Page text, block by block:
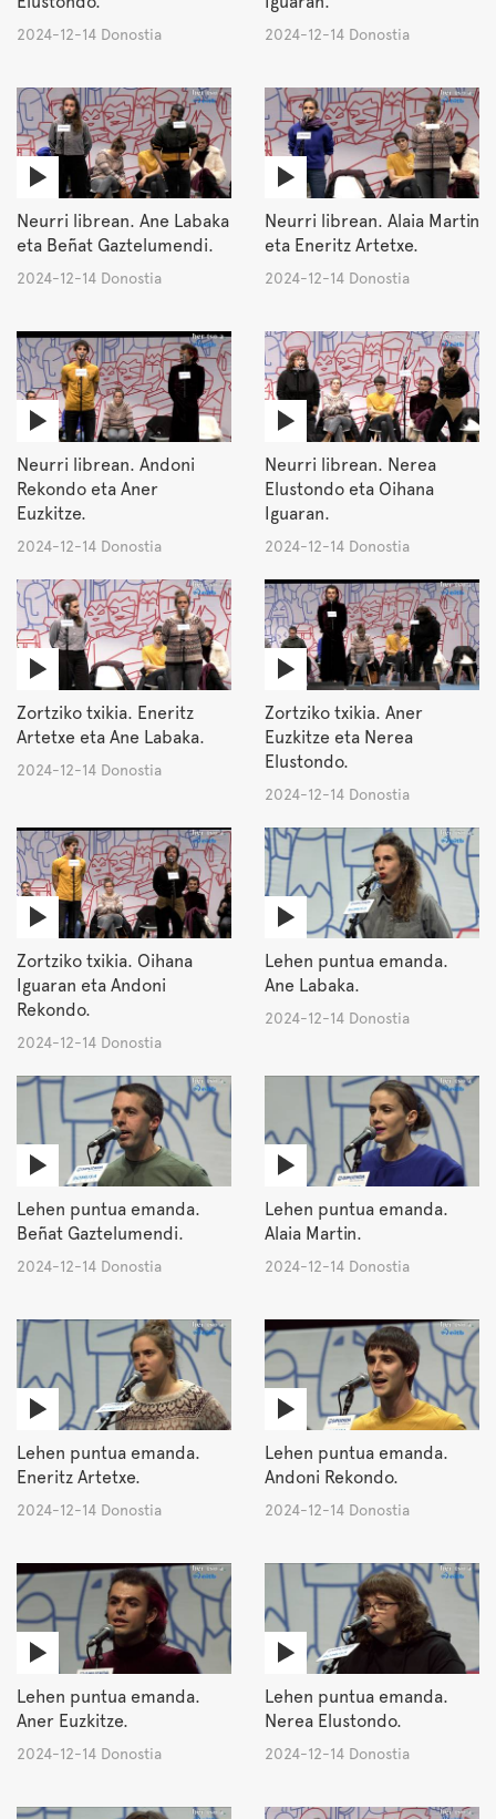
2024-12-14 Donostia 2024-12-14 Donostia
Neurri librean. Ane Labaka
eta Beñat Gaztelumendi.
2024-12-14 Donostia
Neurri librean. Alaia Martin
eta Eneritz Artetxe.
2024-12-14 Donostia
Neurri librean. Andoni
Rekondo eta Aner
Euzkitze.
2024-12-14 Donostia
Neurri librean. Nerea
Elustondo eta Oihana
Iguaran.
2024-12-14 Donostia
Zortziko txikia. Eneritz
Artetxe eta Ane Labaka.
2024-12-14 Donostia
Zortziko txikia. Aner
Euzkitze eta Nerea
Elustondo.
2024-12-14 Donostia
Zortziko txikia. Oihana
Iguaran eta Andoni
Rekondo.
2024-12-14 Donostia
Lehen puntua emanda.
Ane Labaka.
2024-12-14 Donostia
Lehen puntua emanda.
Beñat Gaztelumendi.
2024-12-14 Donostia
Lehen puntua emanda.
Alaia Martin.
2024-12-14 Donostia
Lehen puntua emanda.
Eneritz Artetxe.
2024-12-14 Donostia
Lehen puntua emanda.
Andoni Rekondo.
2024-12-14 Donostia
Lehen puntua emanda.
Aner Euzkitze.
2024-12-14 Donostia
Lehen puntua emanda.
Nerea Elustondo.
2024-12-14 Donostia